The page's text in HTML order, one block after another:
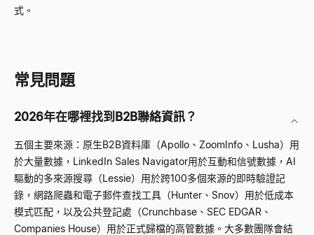
式。
常見問題
2026年在哪裡找到B2B聯絡資訊？
五個主要來源：原生B2B資料庫（Apollo、ZoomInfo、Lusha）用
於大量數據，LinkedIn Sales Navigator用於互動和信號數據，AI
驅動的多來源搜尋（Lessie）用於跨100多個來源的即時驗證記
錄，網路爬蟲和電子郵件查找工具（Hunter、Snov）用於低成本
模式匹配，以及公共登記處（Crunchbase、SEC EDGAR、
Companies House）用於正式歸檔的高管數據。大多數團隊會結